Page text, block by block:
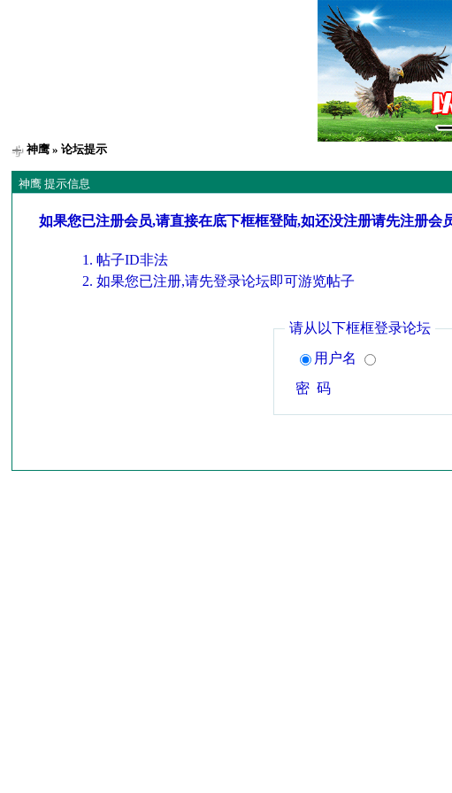
神鹰 » 论坛提示
神鹰 提示信息
如果您已注册会员,请直接在底下框框登陆,如还没注册请先注册会
帖子ID非法
如果您已注册,请先登录论坛即可游览帖子
请从以下框框登录论坛
用户名
密 码